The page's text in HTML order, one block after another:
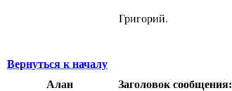
Григорий.
Вернуться к началу
Алан
Заголовок сообщения: